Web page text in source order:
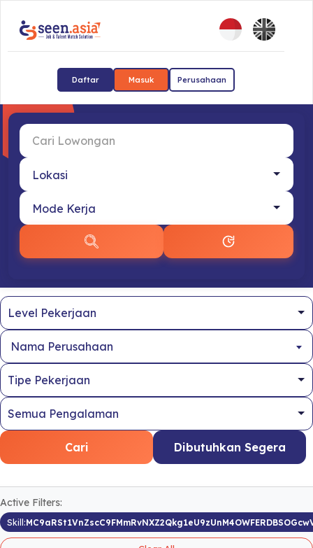
Daftar Masuk Perusahaan
Nama Perusahaan
Cari Dibutuhkan Segera
Active Filters:
Skill: